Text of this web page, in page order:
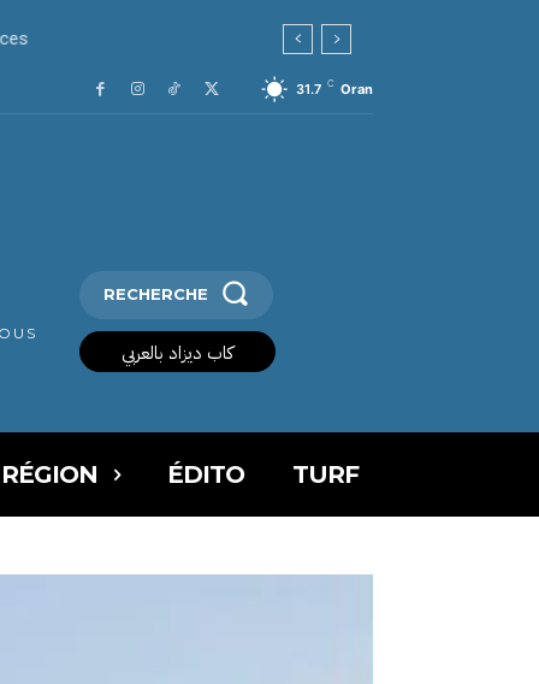
31.7 C Oran
RECHERCHE
كاب ديزاد بالعربي
ÉDITO TURF